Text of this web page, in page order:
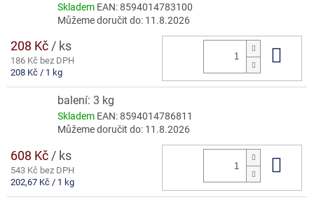
Skladem EAN:8594014783100
Můžeme doručit do: 11.8.2026
208 Kč/ ks
186 Kč bez DPH
Měrná
208 Kč / 1 kg
balení: 3 kg
Skladem EAN:8594014786811
Můžeme doručit do: 11.8.2026
608 Kč / ks
543 Kč bez DPH
Měrná
202,67 Kč / 1 kg